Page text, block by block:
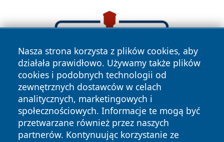
Nasza strona korzysta z plików cookies, aby
działała prawidłowo. Używamy także plików
cookies i podobnych technologii od
zewnętrznych dostawców w celach
analitycznych, marketingowych i
społecznościowych. Informacje te mogą być
przetwarzane również przez naszych
partnerów. Kontynuując korzystanie ze